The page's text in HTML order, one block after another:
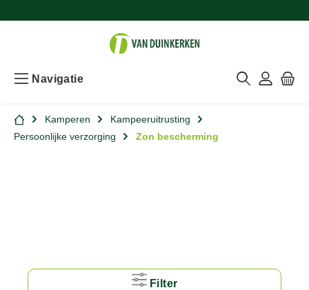
Navigatie
Kamperen
Kampeeruitrusting
Persoonlijke verzorging
Zon bescherming
Filter